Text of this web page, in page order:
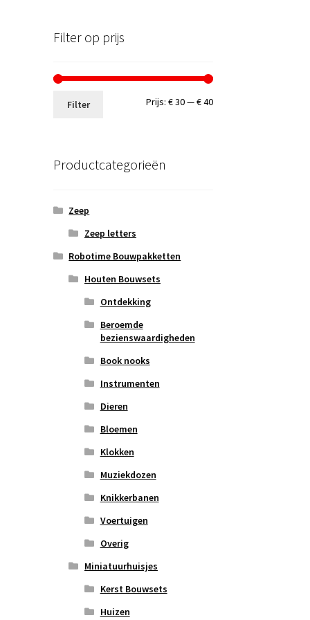
Filter op prijs
Min.
Max.
Filter Prijs: € 30—€ 40
Productcategorieën
Zeep
Zeep letters
Robotime Bouwpakketten
Houten Bouwsets
Ontdekking
Beroemde
bezienswaardigheden
Book nooks
Instrumenten
Dieren
Bloemen
Klokken
Muziekdozen
Knikkerbanen
Voertuigen
Overig
Miniatuurhuisjes
Kerst Bouwsets
Huizen